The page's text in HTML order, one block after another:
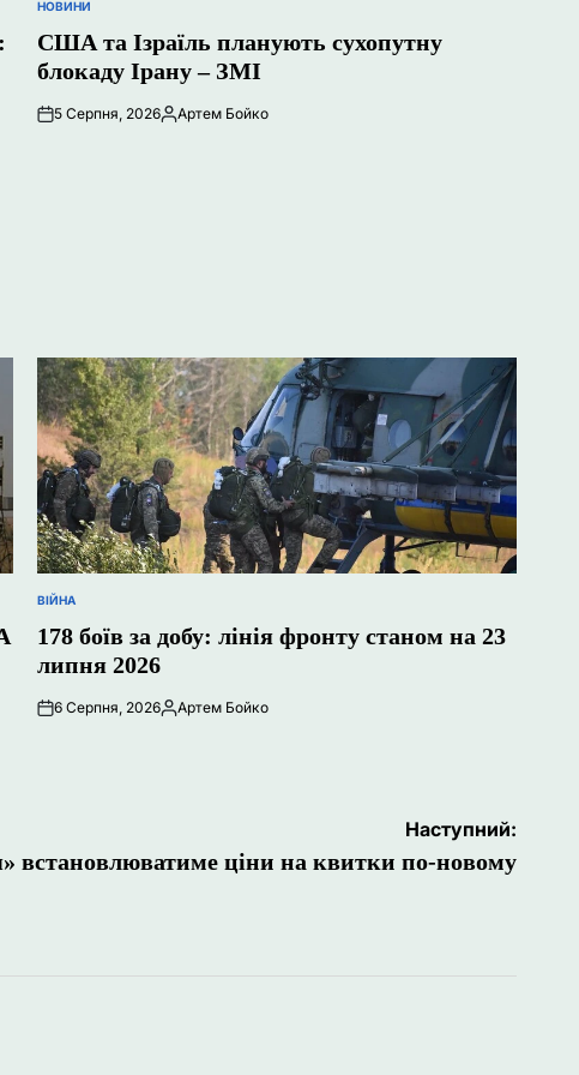
ОПУБЛІКУВАТИ
У
НОВИНИ
США та Ізраїль планують сухопутну
блокаду Ірану – ЗМІ
5 Серпня, 2026Опубліковано
Артем Бойко
ОПУБЛІКУВАТИ
У
ВІЙНА
178 боїв за добу: лінія фронту станом на 23
липня 2026
6 Серпня, 2026Опубліковано
Артем Бойко
Наступний:
встановлюватиме ціни на квитки по-новому